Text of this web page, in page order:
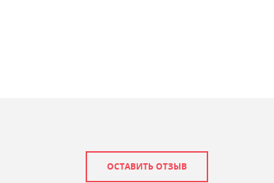
ОСТАВИТЬ ОТЗЫВ